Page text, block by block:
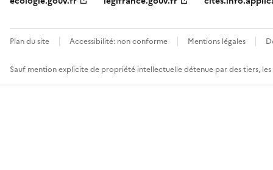
Plan du site Accessibilité: non conforme Mentions légales
Sauf mention explicite de propriété intellectuelle détenue par des tiers,